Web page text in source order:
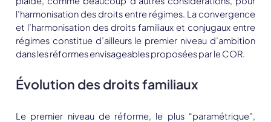
l’harmonisation des droits entre régimes. La convergence
et l’harmonisation des droits familiaux et conjugaux entre
régimes constitue d’ailleurs le premier niveau d’ambition
dans les réformes envisageables proposées par le COR.
Évolution des droits familiaux
Le premier niveau de réforme, le plus “paramétrique”,